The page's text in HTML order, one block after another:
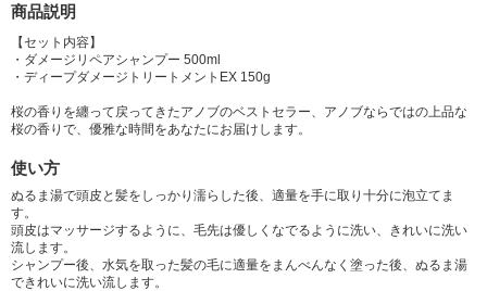
商品説明
【セット内容】
・ダメージリペアシャンプー 500ml
・ディープダメージトリートメントEX 150g
桜の香りを纏って戻ってきたアノブのベストセラー、アノブならではの上品な
桜の香りで、優雅な時間をあなたにお届けします。
使い方
ぬるま湯で頭皮と髪をしっかり濡らした後、適量を手に取り十分に泡立てま
す。
頭皮はマッサージするように、毛先は優しくなでるように洗い、きれいに洗い
流します。
シャンプー後、水気を取った髪の毛に適量をまんべんなく塗った後、ぬるま湯
できれいに洗い流します。